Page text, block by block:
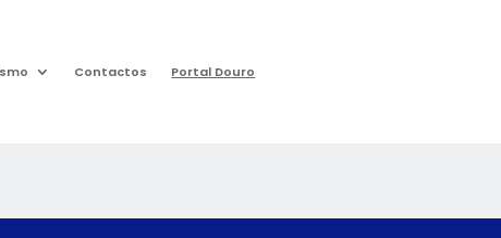
Contactos Portal Douro